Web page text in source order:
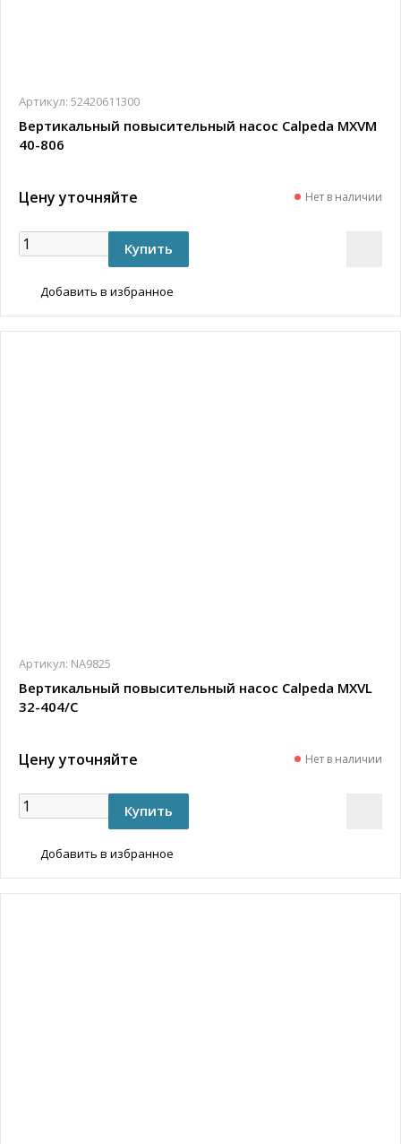
Артикул: 52420611300
Вертикальный повысительный насос Calpeda MXVM
40-806
Цену уточняйте Нет в наличии
Добавить в избранное
Артикул: NA9825
Вертикальный повысительный насос Calpeda MXVL
32-404/C
Цену уточняйте Нет в наличии
Добавить в избранное